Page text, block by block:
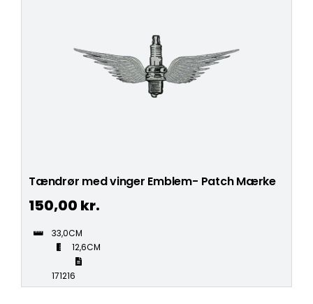
Tændrør med vinger Emblem- Patch Mærke
150,00 kr.
33,0CM
12,6CM
171216